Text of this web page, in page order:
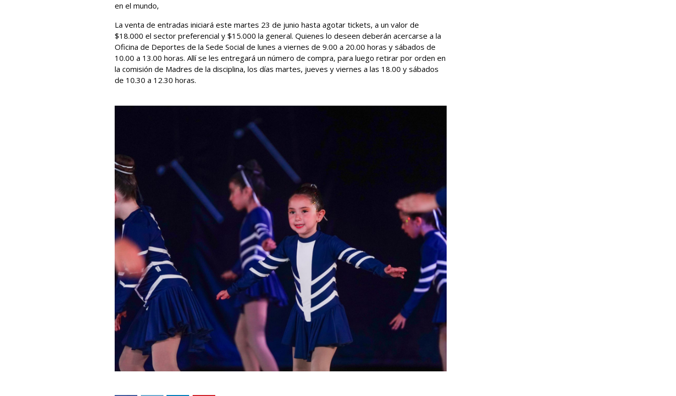
en el mundo,
La venta de entradas iniciará este martes 23 de junio hasta agotar tickets, a un valor de
$18.000 el sector preferencial y $15.000 la general. Quienes lo deseen deberán acercarse a la
Oficina de Deportes de la Sede Social de lunes a viernes de 9.00 a 20.00 horas y sábados de
10.00 a 13.00 horas. Allí se les entregará un número de compra, para luego retirar por orden en
la comisión de Madres de la disciplina, los días martes, jueves y viernes a las 18.00 y sábados
de 10.30 a 12.30 horas.